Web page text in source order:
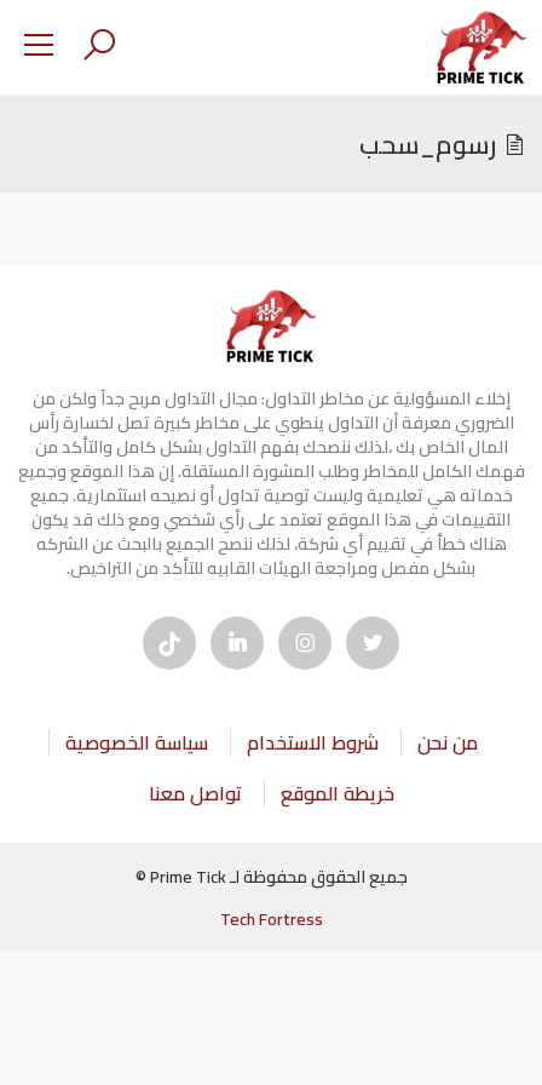
رسوم_سحب
إخلاء المسؤولية عن مخاطر التداول: مجال التداول مربح جدآ ولكن من
الضروري معرفة أن التداول ينطوي على مخاطر كبيرة تصل لخسارة رأس
المال الخاص بك ،لذلك ننصحك بفهم التداول بشكل كامل والتأكد من
فهمك الكامل للمخاطر وطلب المشورة المستقلة. إن هذا الموقع وجميع
خدماته هي تعليمية وليست توصية تداول أو نصيحه استثمارية. جميع
التقييمات في هذا الموقع تعتمد على رأي شخصي ومع ذلك قد يكون
هناك خطأ في تقييم أي شركة، لذلك ننصح الجميع بالبحث عن الشركه
بشكل مفصل ومراجعة الهيئات القابيه للتأكد من التراخيص.
من نحن شروط الاستخدام
سياسة الخصوصية
خريطة الموقع
تواصل معنا
جميع الحقوق محفوظة لـ Prime Tick ©
Tech Fortress